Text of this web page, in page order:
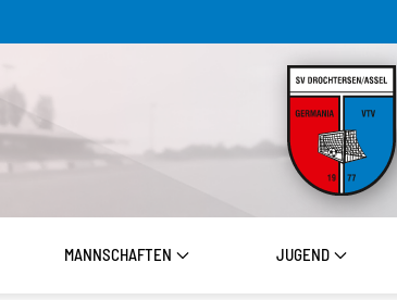
MANNSCHAFTEN JUGEND